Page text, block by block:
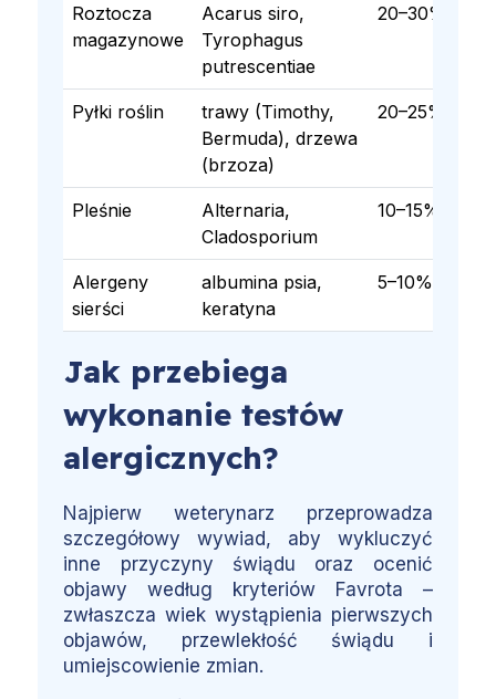
Roztocza
magazynowe
Acarus siro,
Tyrophagus
putrescentiae
20–30%
Pyłki roślin
trawy (Timothy,
Bermuda), drzewa
(brzoza)
20–25%
Pleśnie
Alternaria,
Cladosporium
10–15%
Alergeny
sierści
albumina psia,
keratyna
5–10%
Jak przebiega
wykonanie testów
alergicznych?
Najpierw weterynarz przeprowadza
szczegółowy wywiad, aby wykluczyć
inne przyczyny świądu oraz ocenić
objawy według kryteriów Favrota –
zwłaszcza wiek wystąpienia pierwszych
objawów, przewlekłość świądu i
umiejscowienie zmian.